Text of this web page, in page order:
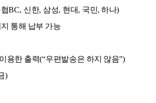
BC, 신한,삼성, 현대, 국민, 하나)
통해 납부 가능
용한 출력(“우편발송은 하지 않음”)
)